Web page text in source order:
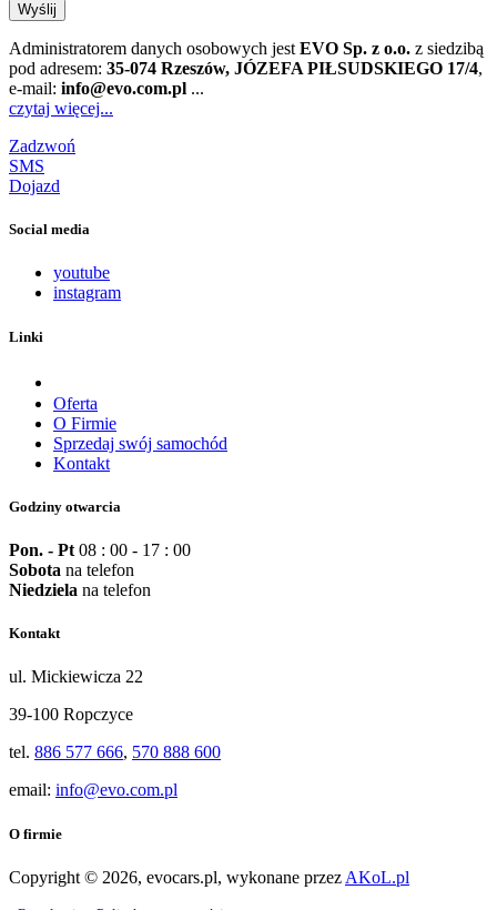
Wyślij
Administratorem danych osobowych jest EVO Sp. z o.o. z siedzibą
pod adresem: 35-074 Rzeszów, JÓZEFA PIŁSUDSKIEGO 17/4,
e-mail: info@evo.com.pl ...
czytaj więcej...
Zadzwoń
SMS
Dojazd
Social media
youtube
instagram
Linki
Oferta
O Firmie
Sprzedaj swój samochód
Kontakt
Godziny otwarcia
Pon. - Pt 08 : 00 - 17 : 00
Sobota na telefon
Niedziela na telefon
Kontakt
ul. Mickiewicza 22
39-100 Ropczyce
tel. 886 577 666, 570 888 600
email: info@evo.com.pl
O firmie
Copyright © 2026, evocars.pl, wykonane przez AKoL.pl